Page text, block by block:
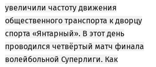
увеличили частоту движения
общественного транспорта к дворцу
спорта «Янтарный». В этот день
проводился четвёртый матч финала
волейбольной Суперлиги. Как